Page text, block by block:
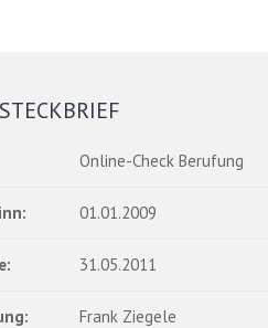
Online-Check Berufung
01.01.2009
31.05.2011
Frank Ziegele